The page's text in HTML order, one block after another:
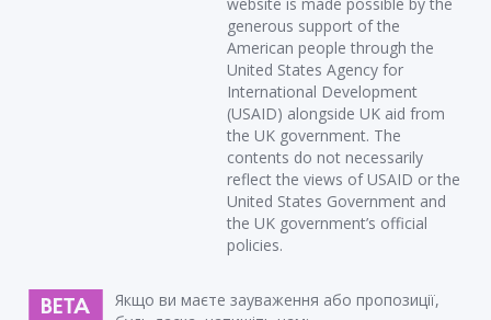
generous support of the
American people through the
United States Agency for
International Development
(USAID) alongside UK aid from
the UK government. The
contents do not necessarily
reflect the views of USAID or the
United States Government and
the UK government’s official
policies.
Якщо ви маєте зауваження або пропозиції,